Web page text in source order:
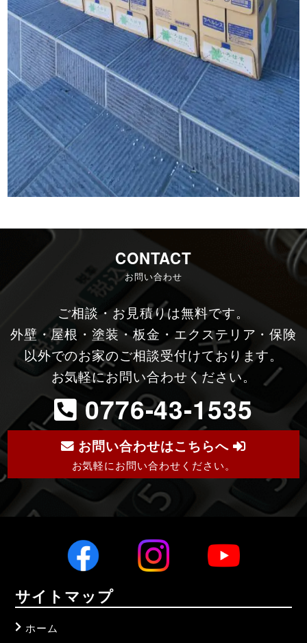
CONTACT
お問い合わせ
ご相談・お見積りは無料です。
外壁・屋根・塗装・板金・エクステリア・保険
以外でのお家のご相談受付けております。
お気軽にお問い合わせください。
0776-43-1535
お問い合わせはこちらへ
お気軽にお問い合わせください。
サイトマップ
ホーム